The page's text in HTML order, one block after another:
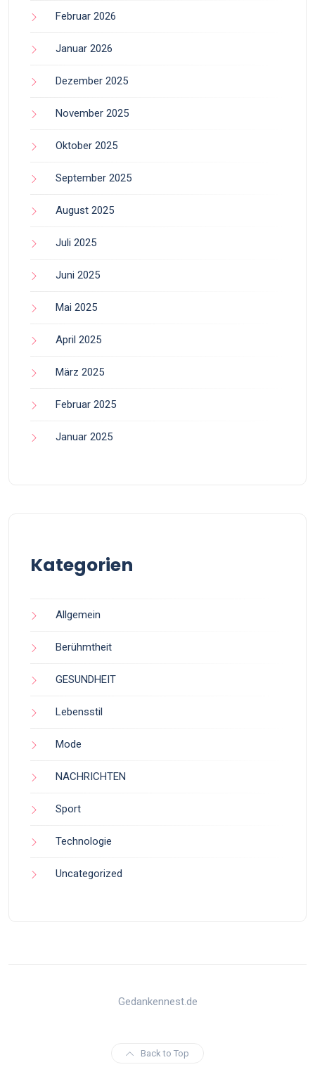
Februar 2026
Januar 2026
Dezember 2025
November 2025
Oktober 2025
September 2025
August 2025
Juli 2025
Juni 2025
Mai 2025
April 2025
März 2025
Februar 2025
Januar 2025
Kategorien
Allgemein
Berühmtheit
GESUNDHEIT
Lebensstil
Mode
NACHRICHTEN
Sport
Technologie
Uncategorized
Gedankennest.de
Back to Top